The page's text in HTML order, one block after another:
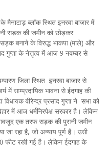
मैनाटाड़ ब्लॉक स्थित इनरवा बाजार में
सड़क की जमीन को छोड़कर
सड़क बनाने के विरुद्ध भाकपा (माले) और
गुप्ता के नेत्तृत्व में आज 9 नवम्बर से
जिला स्थित इनरवा बाजार से
में साम्प्रदायिक भावना से ईदगाह की
वीरेन्द्र प्रसाद गुप्ता ने सभा को
में आज धर्मनिरपेक्ष सरकार है। लेकिन
एक तरफ सड़क की पुरानी जमीन
जा रहा है, जो अन्याय पूर्ण है। उसी
फीट रखी गई है। लेकिन ईदगाह के